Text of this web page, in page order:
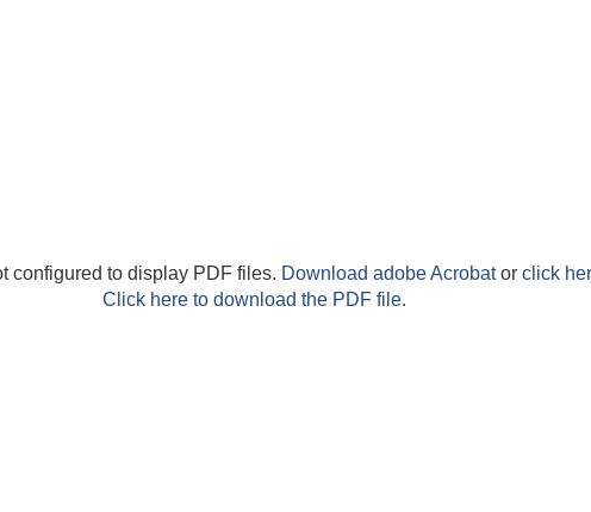
configured to display PDF files. Download adobe Acrobator click
Click here to download the PDF file.